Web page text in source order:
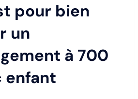
pour bien
un
à 700
enfant